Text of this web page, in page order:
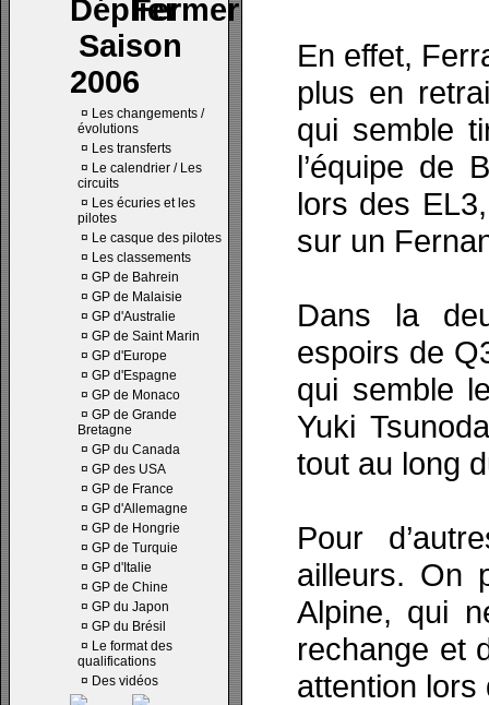
Saison
2006
¤ Les changements /
évolutions
¤ Les transferts
¤ Le calendrier / Les
circuits
¤ Les écuries et les
pilotes
¤ Le casque des pilotes
¤ Les classements
¤ GP de Bahrein
¤ GP de Malaisie
¤ GP d'Australie
¤ GP de Saint Marin
¤ GP d'Europe
¤ GP d'Espagne
¤ GP de Monaco
¤ GP de Grande
Bretagne
¤ GP du Canada
¤ GP des USA
¤ GP de France
¤ GP d'Allemagne
¤ GP de Hongrie
¤ GP de Turquie
¤ GP d'Italie
¤ GP de Chine
¤ GP du Japon
¤ GP du Brésil
¤ Le format des
qualifications
¤ Des vidéos
En effet,
plus en
qui semble
l’équipe de
lors des
sur un
Dans la
espoirs de
qui semble
Yuki
tout au long
Pour
ailleurs. On
Alpine, qui
rechange et
attention